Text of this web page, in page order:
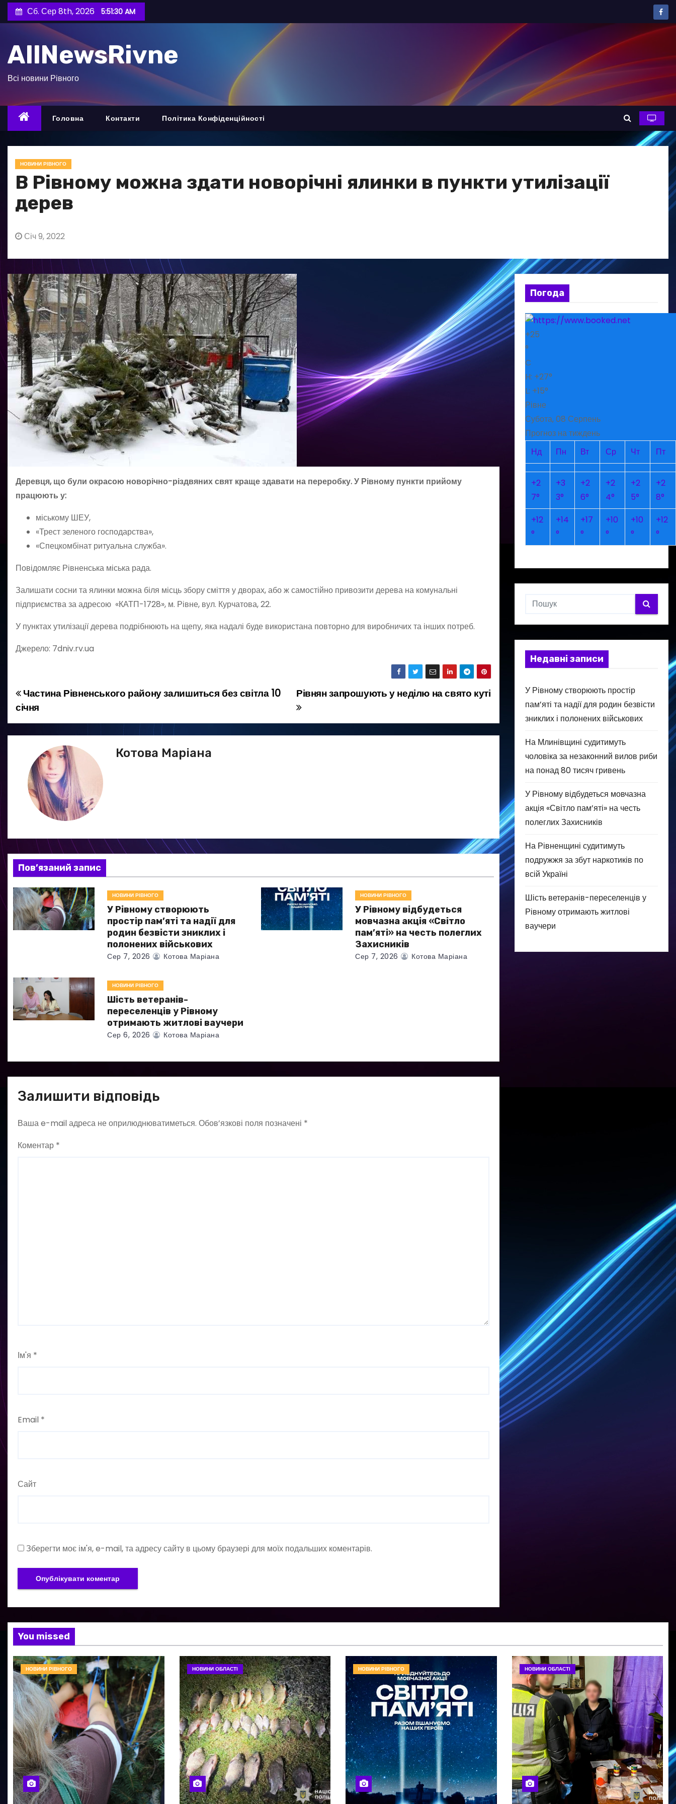
е
д
Сб. Сер 8th, 2026 5:51:31 AM
AllNewsRivne
Всі новини Рівного
Головна Контакти Політика Конфіденційності
НОВИНИ РІВНОГО
В Рівному можна здати новорічні ялинки в пункти утилізації
дерев
Січ 9, 2022
Деревця, що були окрасою новорічно-різдвяних свят краще здавати на переробку. У Рівному пункти прийому
працюють у:
міському ШЕУ,
«Трест зеленого господарства»,
«Спецкомбінат ритуальна служба».
Повідомляє Рівненська міська рада.
Залишати сосни та ялинки можна біля місць збору сміття у дворах, або ж самостійно привозити дерева на комунальні
підприємства за адресою «КАТП-1728», м. Рівне, вул. Курчатова, 22.
У пунктах утилізації дерева подрібнюють на щепу, яка надалі буде використана повторно для виробничих та інших потреб.
Джерело: 7dniv.rv.ua
Н
а
в
і
я
з
а
п
в
Рівнян запрошують у неділю на свято куті
Частина Рівненського району залишиться без світла 10
січня
Котова Маріана
Пов’язаний запис
НОВИНИ РІВНОГО
У Рівному створюють
простір пам’яті та надії для
родин безвісти зниклих і
полонених військових
Сер 7, 2026 Котова Маріана
НОВИНИ РІВНОГО
У Рівному відбудеться
мовчазна акція «Світло
пам’яті» на честь полеглих
Захисників
Сер 7, 2026 Котова Маріана
НОВИНИ РІВНОГО
Шість ветеранів-
переселенців у Рівному
отримають житлові ваучери
Сер 6, 2026 Котова Маріана
Залишити відповідь
Ваша e-mail адреса не оприлюднюватиметься. Обов’язкові поля позначені *
Коментар *
Ім'я *
Email *
Сайт
Зберегти моє ім'я, e-mail, та адресу сайту в цьому браузері для моїх подальших коментарів.
Погода
+25
°
C
H: +27°
L: +15°
Рівне
Субота, 08 Серпень
Прогноз на тиждень
Нд
Пн Вт Ср Чт Пт
+2
7°
+3
3°
+2
6°
+2
4°
+2
5°
+2
8°
+12
°
+14
°
+17
°
+10
°
+10
°
+12
°
Недавні записи
У Рівному створюють простір
пам’яті та надії для родин безвісти
зниклих і полонених військових
На Млинівщині судитимуть
чоловіка за незаконний вилов риби
на понад 80 тисяч гривень
У Рівному відбудеться мовчазна
акція «Світло пам’яті» на честь
полеглих Захисників
На Рівненщині судитимуть
подружжя за збут наркотиків по
всій Україні
Шість ветеранів-переселенців у
Рівному отримають житлові
ваучери
You missed
НОВИНИ РІВНОГО НОВИНИ ОБЛАСТІ НОВИНИ РІВНОГО НОВИНИ ОБЛАСТІ